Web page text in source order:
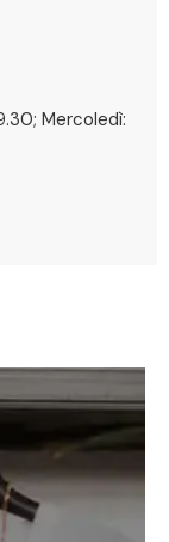
Mercoledì: